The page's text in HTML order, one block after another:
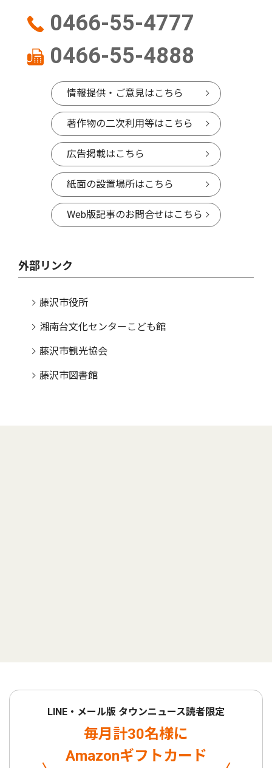
0466-55-4777
0466-55-4888
情報提供・ご意見はこちら
著作物の二次利用等はこちら
広告掲載はこちら
紙面の設置場所はこちら
Web版記事のお問合せはこちら
外部リンク
藤沢市役所
湘南台文化センターこども館
藤沢市観光協会
藤沢市図書館
LINE・メール版 タウンニュース読者限定
毎月計30名様に
Amazonギフトカード